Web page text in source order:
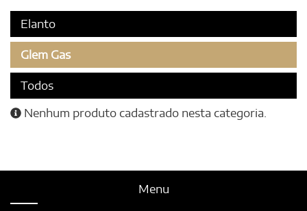
Elanto
Glem Gas
Todos
Nenhum produto cadastrado nesta categoria.
Menu